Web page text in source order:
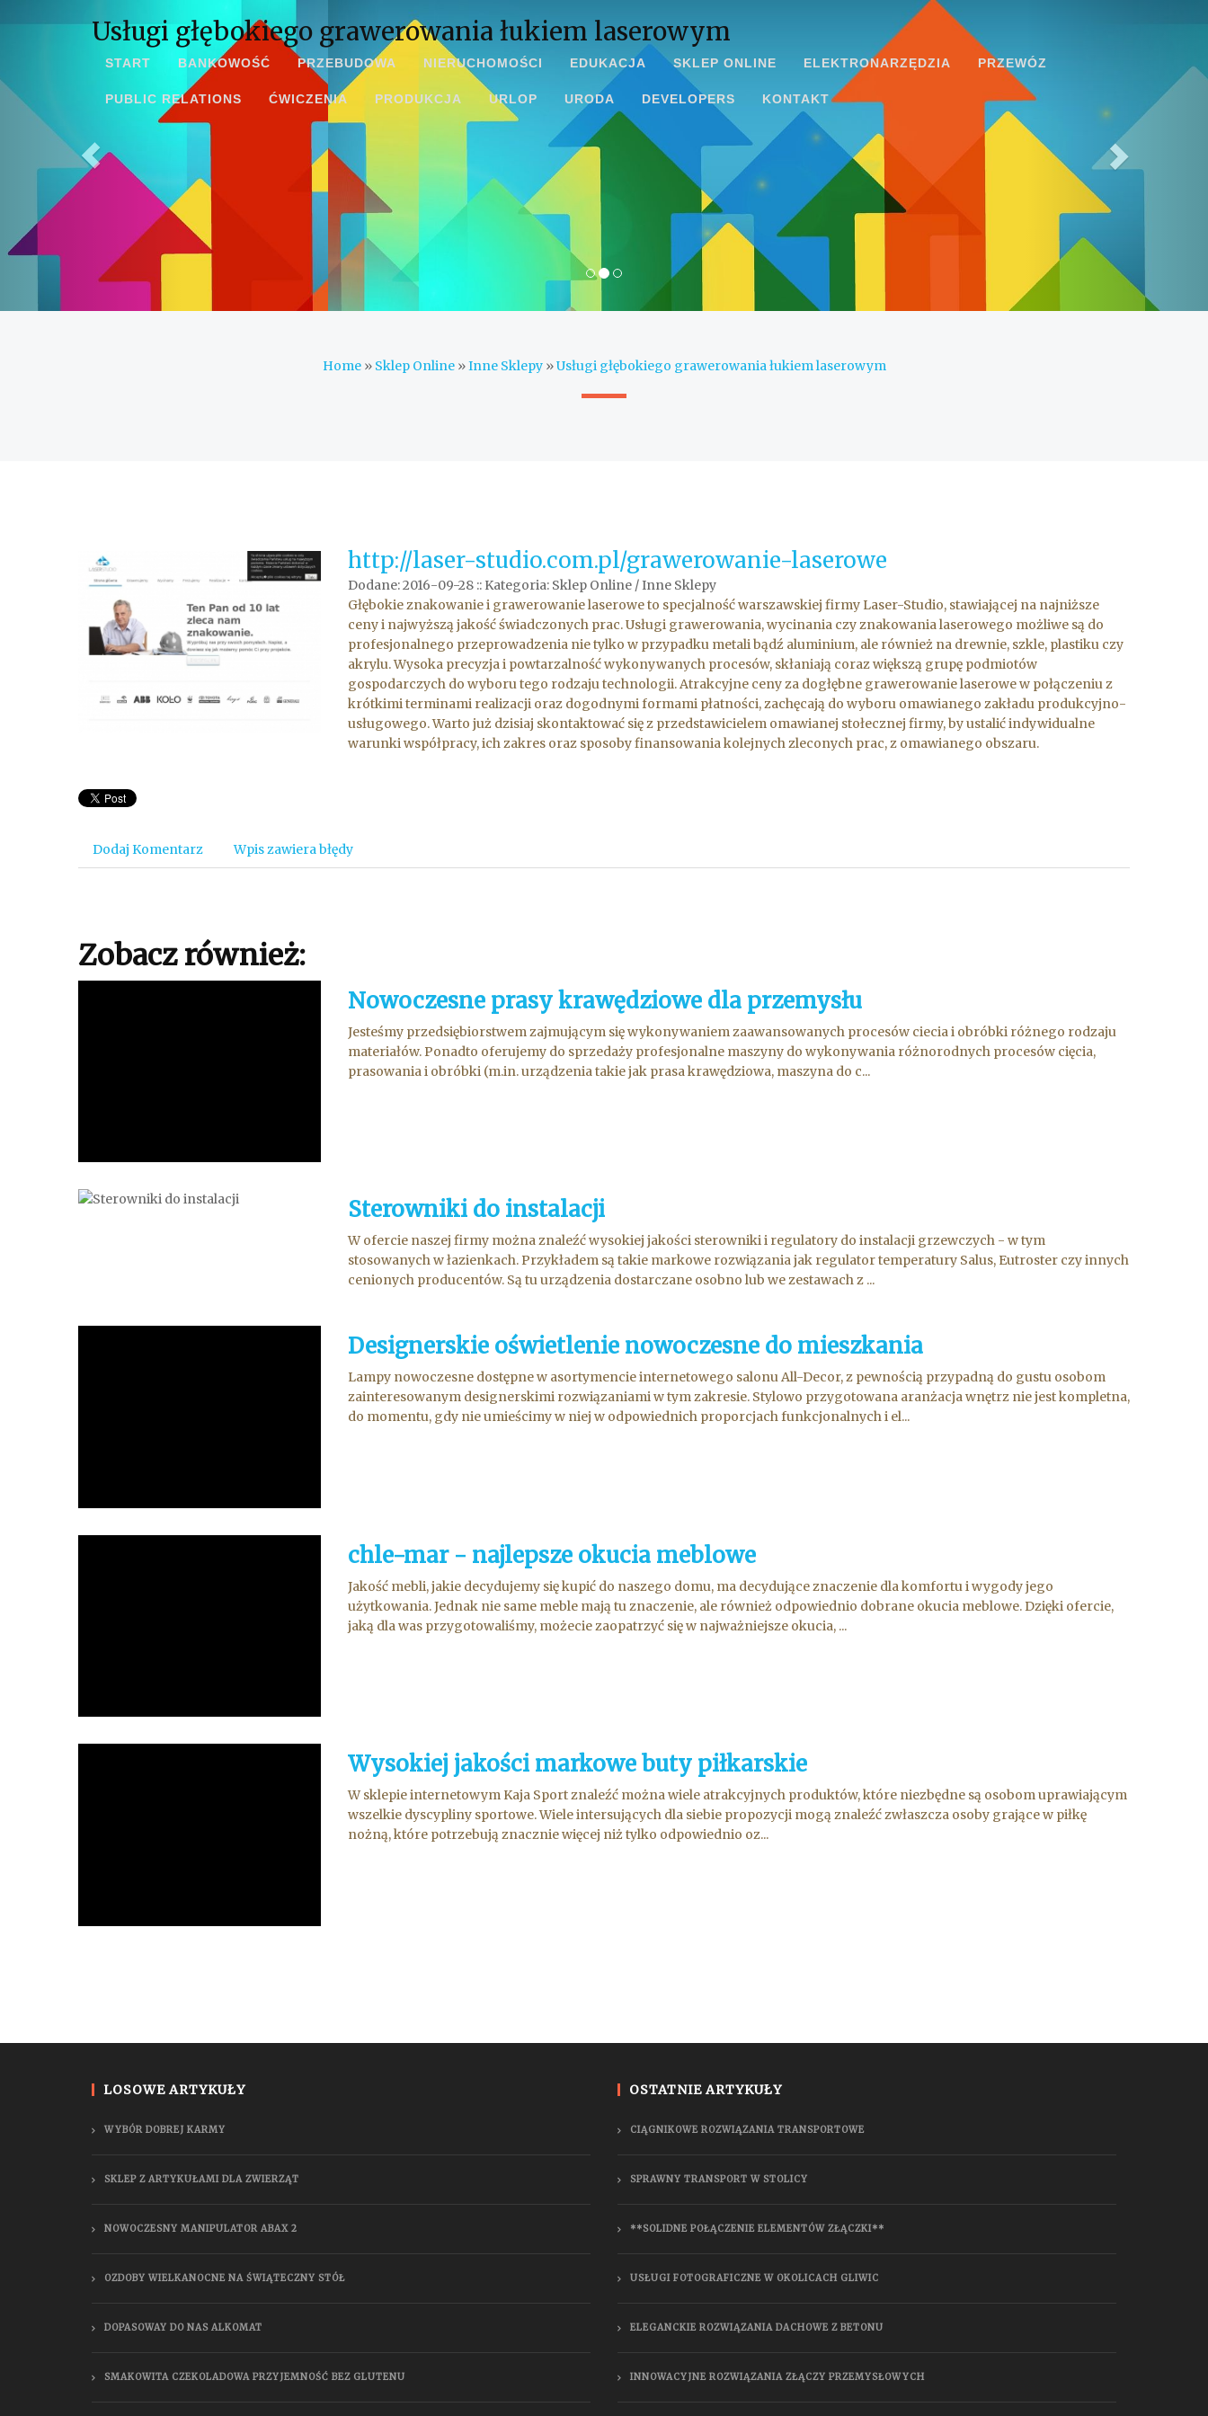
Usługi głębokiego grawerowania łukiem laserowym
START BANKOWOŚĆ PRZEBUDOWA NIERUCHOMOŚCI EDUKACJA SKLEP ONLINE ELEKTRONARZĘDZIA PRZEWÓZ
PUBLIC RELATIONS ĆWICZENIA PRODUKCJA URLOP URODA DEVELOPERS KONTAKT
Home» Sklep Online»Inne Sklepy»Usługi głębokiego grawerowania łukiem laserowym
http://laser-studio.com.pl/grawerowanie-laserowe
Dodane: 2016-09-28 :: Kategoria: Sklep Online / Inne Sklepy
Głębokie znakowanie i grawerowanie laserowe to specjalność warszawskiej firmy Laser-Studio, stawiającej na najniższe
ceny i najwyższą jakość świadczonych prac. Usługi grawerowania, wycinania czy znakowania laserowego możliwe są do
profesjonalnego przeprowadzenia nie tylko w przypadku metali bądź aluminium, ale również na drewnie, szkle, plastiku czy
akrylu. Wysoka precyzja i powtarzalność wykonywanych procesów, skłaniają coraz większą grupę podmiotów
gospodarczych do wyboru tego rodzaju technologii. Atrakcyjne ceny za dogłębne grawerowanie laserowe w połączeniu z
krótkimi terminami realizacji oraz dogodnymi formami płatności, zachęcają do wyboru omawianego zakładu produkcyjno-
usługowego. Warto już dzisiaj skontaktować się z przedstawicielem omawianej stołecznej firmy, by ustalić indywidualne
warunki współpracy, ich zakres oraz sposoby finansowania kolejnych zleconych prac, z omawianego obszaru.
Dodaj Komentarz Wpis zawiera błędy
Zobacz również:
Nowoczesne prasy krawędziowe dla przemysłu
Jesteśmy przedsiębiorstwem zajmującym się wykonywaniem zaawansowanych procesów ciecia i obróbki różnego rodzaju
materiałów. Ponadto oferujemy do sprzedaży profesjonalne maszyny do wykonywania różnorodnych procesów cięcia,
prasowania i obróbki (m.in. urządzenia takie jak prasa krawędziowa, maszyna do c...
Sterowniki do instalacji
W ofercie naszej firmy można znaleźć wysokiej jakości sterowniki i regulatory do instalacji grzewczych - w tym
stosowanych w łazienkach. Przykładem są takie markowe rozwiązania jak regulator temperatury Salus, Eutroster czy innych
cenionych producentów. Są tu urządzenia dostarczane osobno lub we zestawach z ...
Designerskie oświetlenie nowoczesne do mieszkania
Lampy nowoczesne dostępne w asortymencie internetowego salonu All-Decor, z pewnością przypadną do gustu osobom
zainteresowanym designerskimi rozwiązaniami w tym zakresie. Stylowo przygotowana aranżacja wnętrz nie jest kompletna,
do momentu, gdy nie umieścimy w niej w odpowiednich proporcjach funkcjonalnych i el...
chle-mar - najlepsze okucia meblowe
Jakość mebli, jakie decydujemy się kupić do naszego domu, ma decydujące znaczenie dla komfortu i wygody jego
użytkowania. Jednak nie same meble mają tu znaczenie, ale również odpowiednio dobrane okucia meblowe. Dzięki ofercie,
jaką dla was przygotowaliśmy, możecie zaopatrzyć się w najważniejsze okucia, ...
Wysokiej jakości markowe buty piłkarskie
W sklepie internetowym Kaja Sport znaleźć można wiele atrakcyjnych produktów, które niezbędne są osobom uprawiającym
wszelkie dyscypliny sportowe. Wiele intersujących dla siebie propozycji mogą znaleźć zwłaszcza osoby grające w piłkę
nożną, które potrzebują znacznie więcej niż tylko odpowiednio oz...
LOSOWE ARTYKUŁY
WYBÓR DOBREJ KARMY
SKLEP Z ARTYKUŁAMI DLA ZWIERZĄT
NOWOCZESNY MANIPULATOR ABAX 2
OZDOBY WIELKANOCNE NA ŚWIĄTECZNY STÓŁ
DOPASOWAY DO NAS ALKOMAT
SMAKOWITA CZEKOLADOWA PRZYJEMNOŚĆ BEZ GLUTENU
OSTATNIE ARTYKUŁY
CIĄGNIKOWE ROZWIĄZANIA TRANSPORTOWE
SPRAWNY TRANSPORT W STOLICY
**SOLIDNE POŁĄCZENIE ELEMENTÓW ZŁĄCZKI**
USŁUGI FOTOGRAFICZNE W OKOLICACH GLIWIC
ELEGANCKIE ROZWIĄZANIA DACHOWE Z BETONU
INNOWACYJNE ROZWIĄZANIA ZŁĄCZY PRZEMYSŁOWYCH